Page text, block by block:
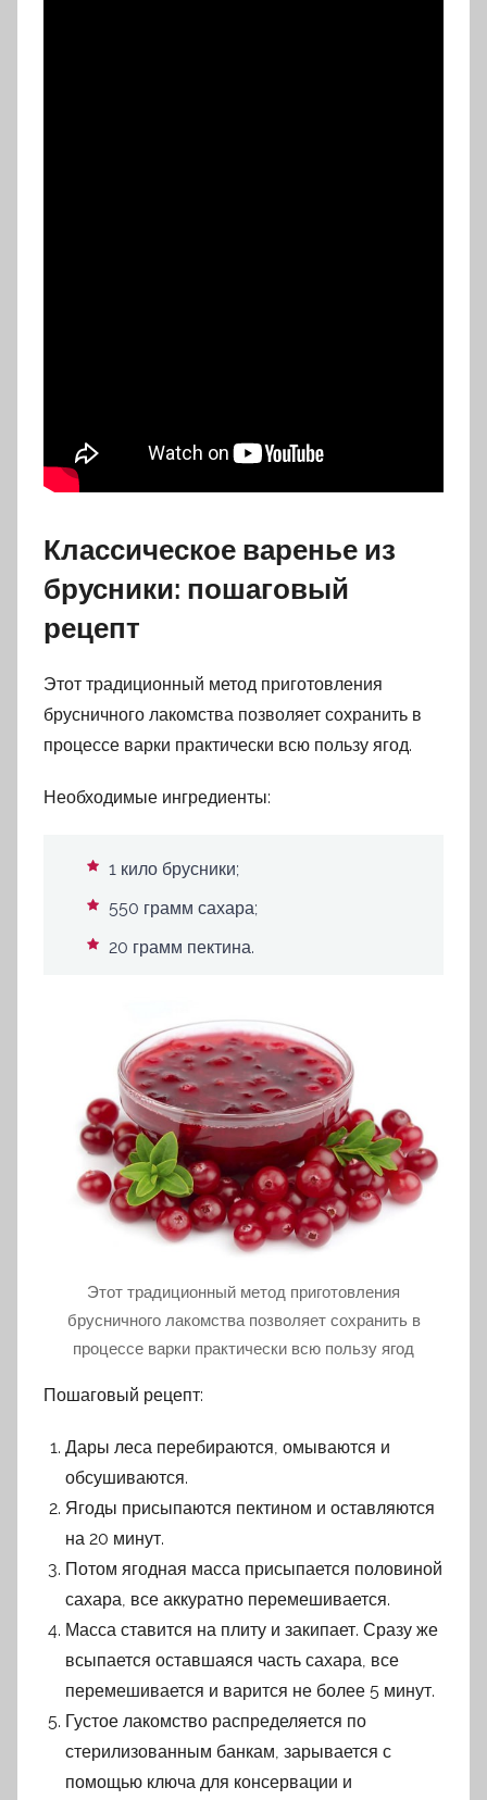
Классическое варенье из
брусники: пошаговый
рецепт
Этот традиционный метод приготовления
брусничного лакомства позволяет сохранить в
процессе варки практически всю пользу ягод.
Необходимые ингредиенты:
1 кило брусники;
550 грамм сахара;
20 грамм пектина.
Этот традиционный метод приготовления
брусничного лакомства позволяет сохранить в
процессе варки практически всю пользу ягод
Пошаговый рецепт:
Дары леса перебираются, омываются и
обсушиваются.
Ягоды присыпаются пектином и оставляются
на 20 минут.
Потом ягодная масса присыпается половиной
сахара, все аккуратно перемешивается.
Масса ставится на плиту и закипает. Сразу же
всыпается оставшаяся часть сахара, все
перемешивается и варится не более 5 минут.
Густое лакомство распределяется по
стерилизованным банкам, зарывается с
помощью ключа для консервации и